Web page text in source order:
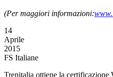
(Per maggiori informazioni:
14
Aprile
2015
FS Italiane
Trenitalia ottiene la certificazione